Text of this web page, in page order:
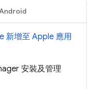
新增至 Apple 應用
安裝及管理